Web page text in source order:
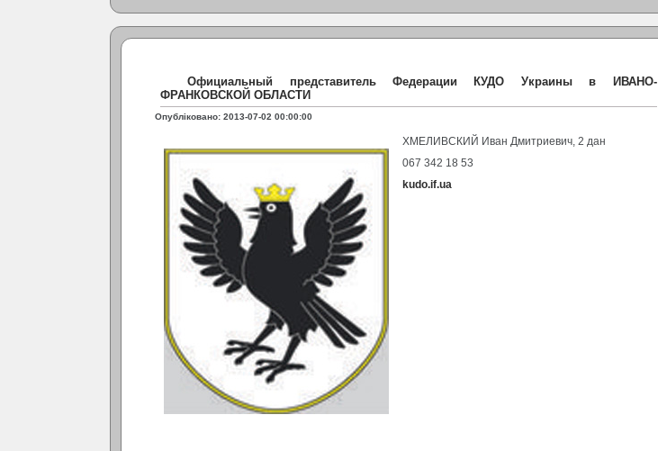
Официальный представитель Федерации КУДО Украины в ИВАНО-
ФРАНКОВСКОЙ ОБЛАСТИ
Опубліковано: 2013-07-02 00:00:00
ХМЕЛИВСКИЙ Иван Дмитриевич, 2 дан
067 342 18 53
kudo.if.ua